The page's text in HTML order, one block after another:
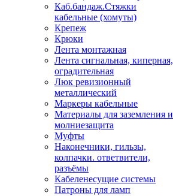
Каб.бандаж.Стяжки
кабельные (хомуты)
Крепеж
Крюки
Лента монтажная
Лента сигнальная, киперная,
оградительная
Люк ревизионный
металлический
Маркеры кабельные
Материалы для заземления и
молниезащита
Муфты
Наконечники, гильзы,
колпачки. ответвители,
разъёмы
Кабеленесущие системы
Патроны для ламп